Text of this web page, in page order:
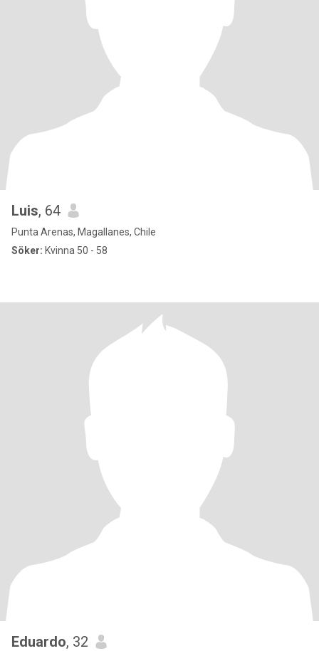
Luis, 64
Punta Arenas, Magallanes, Chile
Söker: Kvinna 50 - 58
Eduardo, 32